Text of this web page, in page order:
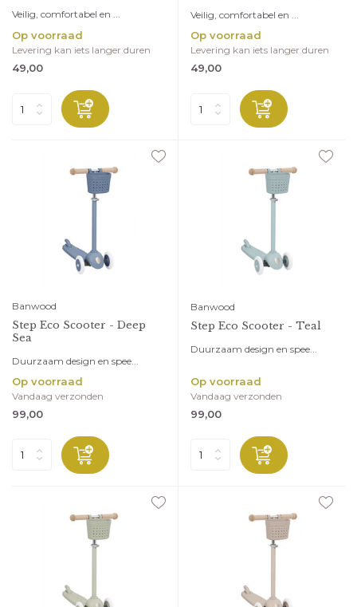
Veilig, comfortabel en ...
Op voorraad
Levering kan iets langer duren
49,00
Veilig, comfortabel en ...
Op voorraad
Levering kan iets langer duren
49,00
Banwood
Step Eco Scooter - Deep
Sea
Duurzaam design en spee...
Op voorraad
Vandaag verzonden
99,00
Banwood
Step Eco Scooter - Teal
Duurzaam design en spee...
Op voorraad
Vandaag verzonden
99,00